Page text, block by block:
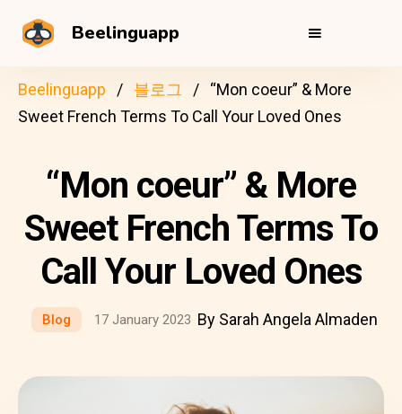
Beelinguapp
Beelinguapp 블로그
“Mon coeur” & More
Sweet French Terms To Call Your Loved Ones
“Mon coeur” & More
Sweet French Terms To
Call Your Loved Ones
Blog 17 January 2023 By Sarah Angela Almaden